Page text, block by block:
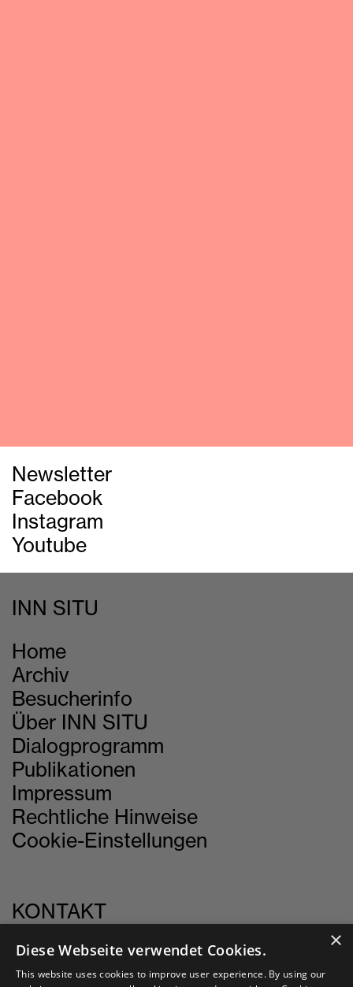
Newsletter
Facebook
Instagram
Youtube
INN SITU
Home
Archiv
Besucherinfo
Über INN SITU
Dialogprogramm
Publikationen
Impressum
Rechtliche Hinweise
Cookie-Einstellungen
KONTAKT
INN SITU
Stadtforum 1
×
Diese Webseite verwendet Cookies.
This website uses cookies to improve user experience. By using our